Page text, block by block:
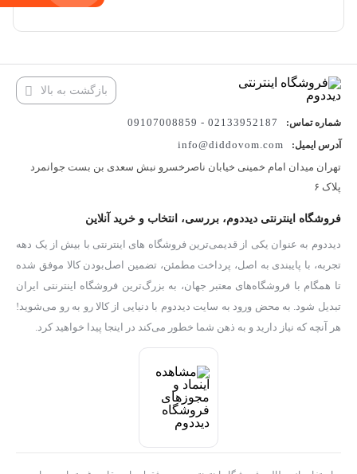
بازگشت به بالا
شماره تماس: 02133952187 - 09107008859
آدرس ایمیل:
info@diddovom.com
تهران میدان امام خمینی خیابان ناصرخسرو نبش سعدی بن بست جوانمرد
پلاک ۶
فروشگاه اینترنتی دیددوم، بررسی، انتخاب و خرید آنلاین
دیددوم به عنوان یکی از قدیمی‌ترین فروشگاه های اینترنتی با بیش از یک دهه
تجربه، با پایبندی به اصل، پرداخت مطمئن، تضمین اصل‌بودن کالا موفق شده
تا همگام با فروشگاه‌های معتبر جهان، به بزرگ‌ترین فروشگاه اینترنتی ایران
تبدیل شود. به محض ورود به سایت دیددوم با دنیایی از کالا رو به رو می‌شوید!
هر آنچه که نیاز دارید و به ذهن شما خطور می‌کند در اینجا پیدا خواهید کرد.